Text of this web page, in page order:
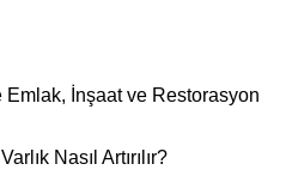
Emlak, İnşaat ve Restorasyon
Nasıl Artırılır?